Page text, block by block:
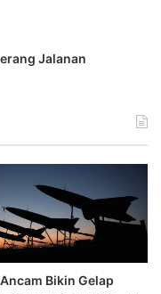
Jalanan
Bikin Gelap